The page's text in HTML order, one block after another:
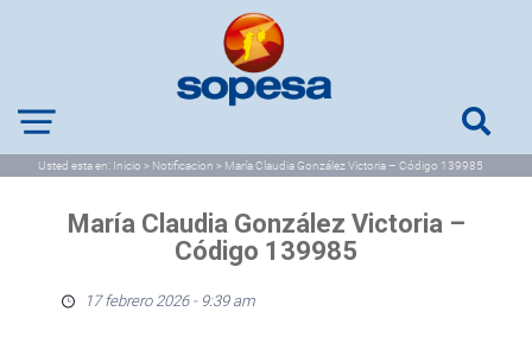
Usted esta en: Inicio > Notificacion > María Claudia González Victoria – Código 139985
María Claudia González Victoria –
Código 139985
17 febrero 2026 - 9:39 am